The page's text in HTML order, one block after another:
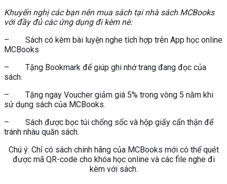
Khuyến nghị các bạn nên mua sách tại nhà sách MCBooks
với đầy đủ các ứng dụng đi kèm nè:
– Sách có kèm bài luyện nghe tích hợp trên App học online
MCBooks
– Tặng Bookmark để giúp ghi nhớ trang đang đọc của
sách.
– Tặng ngay Voucher giảm giá 5% trong vòng 5 năm khi
sử dụng sách của MCBooks.
– Sách được bọc túi chống sốc và hộp giấy cẩn thận để
tránh nhàu quăn sách.
Chú ý: Chỉ có sách chính hãng của MCBooks mới có thể quét
được mã QR-code cho khóa học online và các file nghe đi
kèm với sách.